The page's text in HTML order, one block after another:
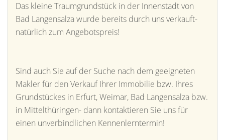
Das kleine Traumgrundstück in der Innenstadt von
Bad Langensalza wurde bereits durch uns verkauft-
natürlich zum Angebotspreis!
Sind auch Sie auf der Suche nach dem geeigneten
Makler für den Verkauf Ihrer Immobilie bzw. Ihres
Grundstückes in Erfurt, Weimar, Bad Langensalza bzw.
in Mittelthüringen- dann kontaktieren Sie uns für
einen unverbindlichen Kennenlerntermin!